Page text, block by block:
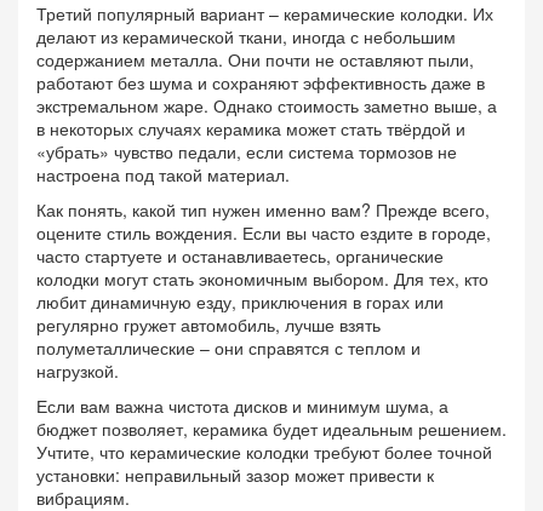
Третий популярный вариант – керамические колодки. Их
делают из керамической ткани, иногда с небольшим
содержанием металла. Они почти не оставляют пыли,
работают без шума и сохраняют эффективность даже в
экстремальном жаре. Однако стоимость заметно выше, а
в некоторых случаях керамика может стать твёрдой и
«убрать» чувство педали, если система тормозов не
настроена под такой материал.
Как понять, какой тип нужен именно вам? Прежде всего,
оцените стиль вождения. Если вы часто ездите в городе,
часто стартуете и останавливаетесь, органические
колодки могут стать экономичным выбором. Для тех, кто
любит динамичную езду, приключения в горах или
регулярно гружет автомобиль, лучше взять
полуметаллические – они справятся с теплом и
нагрузкой.
Если вам важна чистота дисков и минимум шума, а
бюджет позволяет, керамика будет идеальным решением.
Учтите, что керамические колодки требуют более точной
установки: неправильный зазор может привести к
вибрациям.